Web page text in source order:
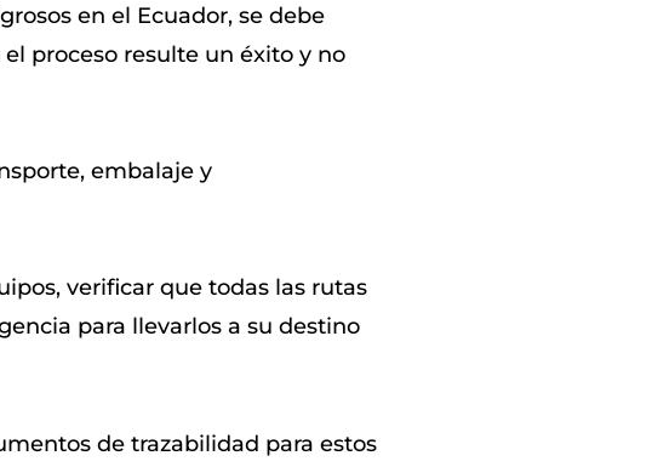
en el Ecuador, se debe
proceso resulte un éxito y no
embalaje y
verificar que todas las rutas
para llevarlos a su destino
de trazabilidad para estos